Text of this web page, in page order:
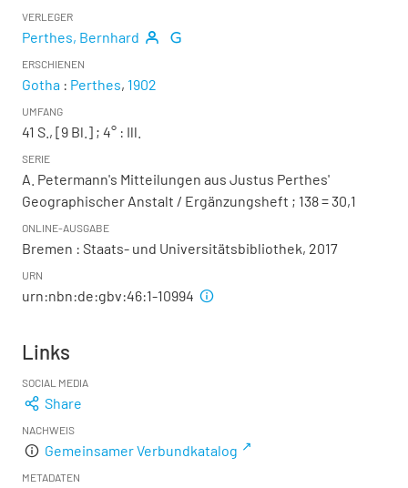
VERLEGER
Perthes, Bernhard
ERSCHIENEN
Gotha : Perthes, 1902
UMFANG
41 S., [9 Bl.] ; 4° : Ill.
SERIE
A. Petermann's Mitteilungen aus Justus Perthes'
Geographischer Anstalt / Ergänzungsheft ; 138 = 30,1
ONLINE-AUSGABE
Bremen : Staats- und Universitätsbibliothek, 2017
URN
urn:nbn:de:gbv:46:1-10994
Links
SOCIAL MEDIA
Share
NACHWEIS
Gemeinsamer Verbundkatalog
METADATEN